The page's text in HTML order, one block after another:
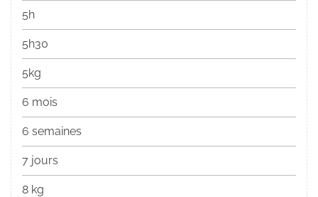
5h
5h30
5kg
6 mois
6 semaines
7 jours
8 kg